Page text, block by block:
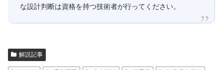
な設計判断は資格を持つ技術者が行ってください。
解説記事